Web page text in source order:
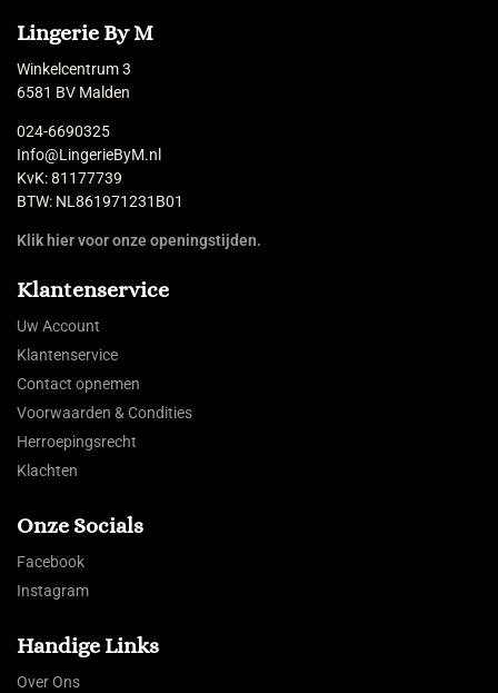
Lingerie By M
Winkelcentrum 3
6581 BV Malden
024-6690325
Info@LingerieByM.nl
KvK: 81177739
BTW: NL861971231B01
Klik hier voor onze openingstijden.
Klantenservice
Uw Account
Klantenservice
Contact opnemen
Voorwaarden & Condities
Herroepingsrecht
Klachten
Onze Socials
Facebook
Instagram
Handige Links
Over Ons